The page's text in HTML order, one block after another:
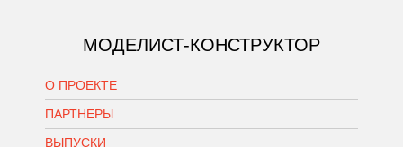
МОДЕЛИСТ-КОНСТРУКТОР
О ПРОЕКТЕ
ПАРТНЕРЫ
ВЫПУСКИ